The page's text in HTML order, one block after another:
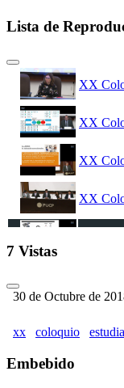
Lista de
XX
XX
XX
XX
7 Vistas
30 de Octubre de
xx coloquio
Embebido